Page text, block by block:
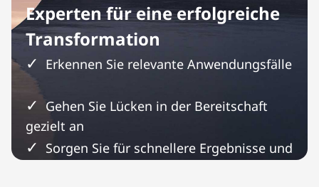
Experten für eine erfolgreiche
Transformation
Erkennen Sie relevante Anwendungsfälle
Gehen Sie Lücken in der Bereitschaft
gezielt an
Sorgen Sie für schnellere Ergebnisse und